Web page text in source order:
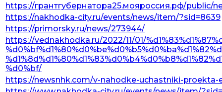
https://грантгубернатора25.мояроссия.рф/public/
https://nakhodka-city.ru/events/news/item/?sid=8639
https://primorsky.ru/news/273944/
https://vednakhodka.ru/2022/11/01/
%d0%bf/
https://newsnhk.com/v-nahodke-uchastniki-